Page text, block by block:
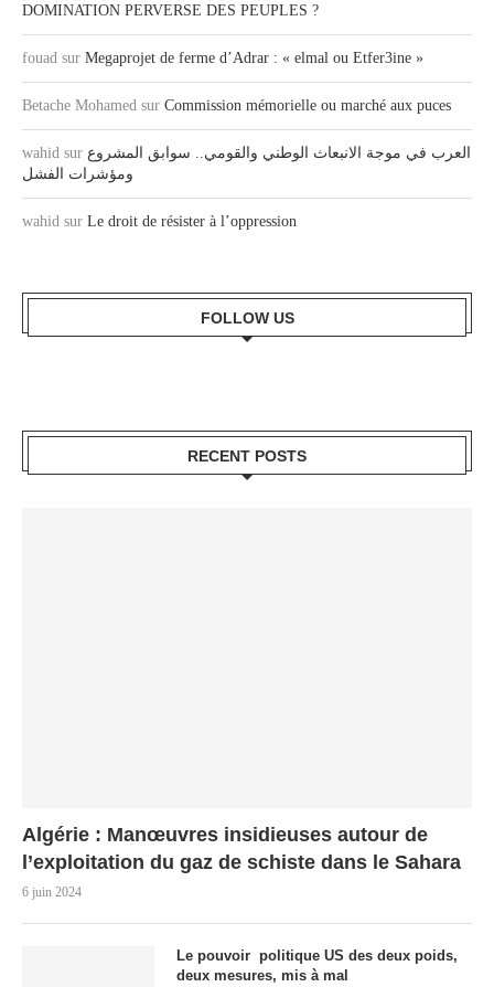
DOMINATION PERVERSE DES PEUPLES ?
fouad sur Megaprojet de ferme d’Adrar : « elmal ou Etfer3ine »
Betache Mohamed sur Commission mémorielle ou marché aux puces
wahid sur العرب في موجة الانبعاث الوطني والقومي.. سوابق المشروع
ومؤشرات الفشل
wahid sur Le droit de résister à l’oppression
FOLLOW US
RECENT POSTS
Algérie : Manœuvres insidieuses autour de
l’exploitation du gaz de schiste dans le Sahara
6 juin 2024
Le pouvoir politique US des deux poids,
deux mesures, mis à mal